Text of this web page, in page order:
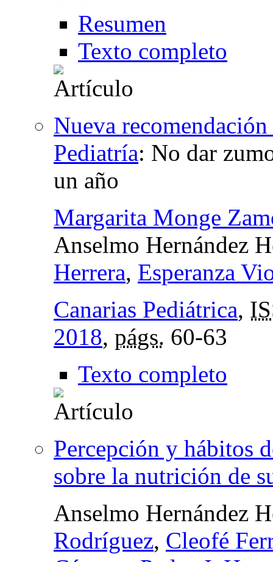
Resumen
Texto completo
Nueva
Pediatría: No dar
un año
Margarita Monge
Anselmo Hernández
Herrera, Esperanza
Canarias Pediátrica,
2018, págs. 60-63
Texto completo
Percepción y hábitos
sobre la nutrición de
Anselmo Hernández
Rodríguez, Cleofé